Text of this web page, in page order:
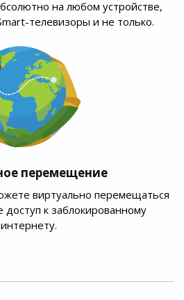
на любом устройстве,
телевизоры и не только.
перемещение
виртуально перемещаться
доступ к заблокированному
интернету.